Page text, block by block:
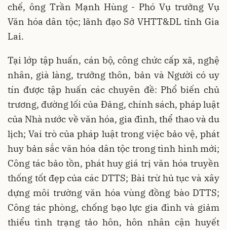
chế, ông Trần Mạnh Hùng - Phó Vụ trưởng Vụ
Văn hóa dân tộc; lãnh đạo Sở VHTT&DL tỉnh Gia
Lai.
Tại lớp tập huấn, cán bộ, công chức cấp xã, nghệ
nhân, già làng, trưởng thôn, bản và Người có uy
tín được tập huấn các chuyên đề: Phổ biến chủ
trương, đường lối của Đảng, chính sách, pháp luật
của Nhà nước về văn hóa, gia đình, thể thao và du
lịch; Vai trò của pháp luật trong việc bảo vệ, phát
huy bản sắc văn hóa dân tộc trong tình hình mới;
Công tác bảo tồn, phát huy giá trị văn hóa truyền
thống tốt đẹp của các DTTS; Bài trừ hủ tục và xây
dựng môi trường văn hóa vùng đồng bào DTTS;
Công tác phòng, chống bạo lực gia đình và giảm
thiểu tình trạng tảo hôn, hôn nhân cận huyết